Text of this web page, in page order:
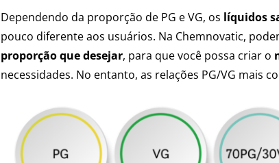
Dependendo da proporção de PG e VG, os líquidos
pouco diferente aos usuários. Na Chemnovatic,
proporção que desejar, para que você possa criar o
necessidades. No entanto, as relações PG/VG mais